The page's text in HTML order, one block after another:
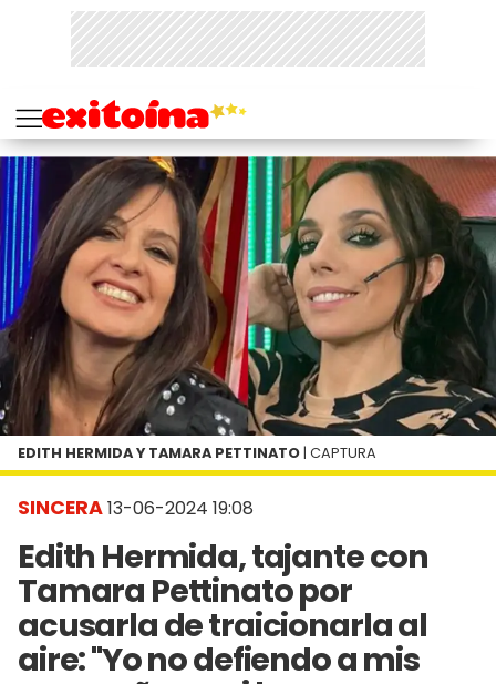
SINCERA13-06-2024 19:08
Edith Hermida, tajante con
Tamara Pettinato por
acusarla de traicionarla al
aire: "Yo no defiendo a mis
EDITH HERMIDA Y TAMARA PETTINATO | CAPTURA